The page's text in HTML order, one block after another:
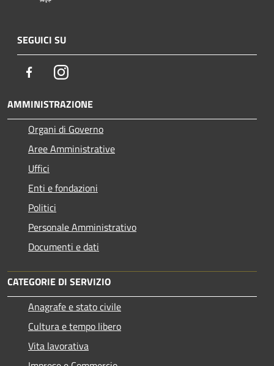
SEGUICI SU
FacebookInstagram
AMMINISTRAZIONE
Organi di Governo
Aree Amministrative
Uffici
Enti e fondazioni
Politici
Personale Amministrativo
Documenti e dati
CATEGORIE DI SERVIZIO
Anagrafe e stato civile
Cultura e tempo libero
Vita lavorativa